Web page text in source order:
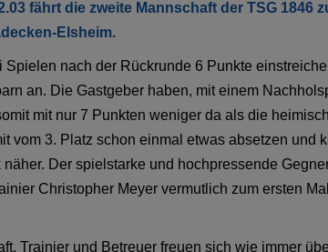
fährt die zweite Mannschaft der TSG 1846
Elsheim.
nach der Rückrunde 6 Punkte
an. Die Gastgeber haben, mit einem
mit nur 7 Punkten weniger da als die
vom 3. Platz schon einmal etwas absetzen und
Der spielstarke und hochpressende
Christopher Meyer vermutlich zum ersten
Trainier und Betreuer freuen sich wie immer